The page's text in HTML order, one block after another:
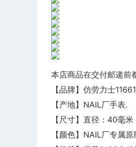
本店商品在交付邮递前
【品牌】仿劳力士
【产地】NAIL厂手表.
【尺寸】直径：40毫
【颜色】NAIL厂专属